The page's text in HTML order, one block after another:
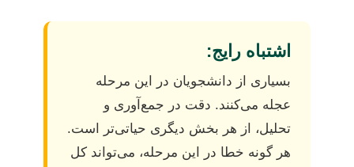
اشتباه رایج:
بسیاری از دانشجویان در این مرحله
عجله می‌کنند. دقت در جمع‌آوری و
تحلیل، از هر بخش دیگری حیاتی‌تر است.
هر گونه خطا در این مرحله، می‌تواند کل